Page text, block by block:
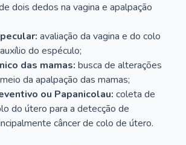
dois dedos na vagina e apalpação
avaliação da vagina e do colo
do espéculo;
das mamas: busca de alterações
da apalpação das mamas;
ou Papanicolau: coleta de
do útero para a detecção de
câncer de colo de útero.